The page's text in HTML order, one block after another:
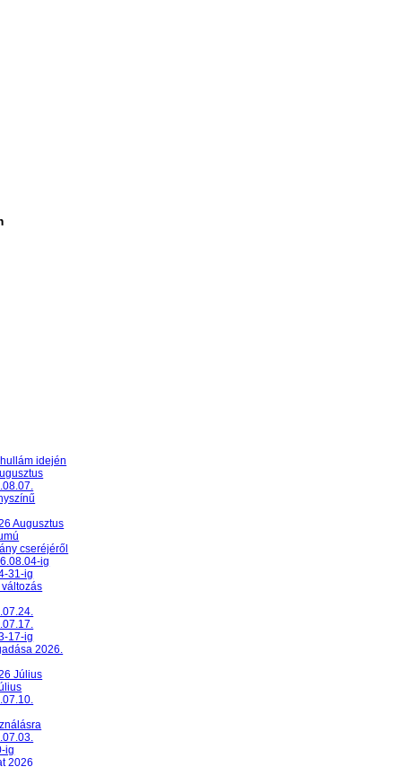
idején
Augusztus
cseréjéről
ig
31-ig
17-ig
2026.
Július
ig
2026